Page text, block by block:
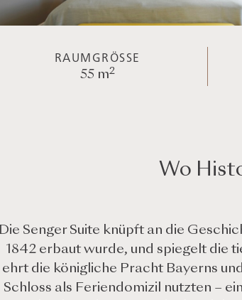
RAUMGRÖSSE
55 m2
Wo
Die Senger Suite knüpft an die
1842 erbaut wurde, und spiegelt die
ehrt die königliche Pracht Bayerns
Schloss als Feriendomizil nutzten –